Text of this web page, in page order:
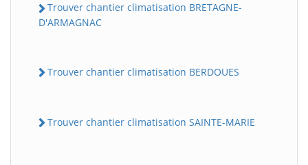
Trouver chantier climatisation BRETAGNE-
D'ARMAGNAC
Trouver chantier climatisation BERDOUES
Trouver chantier climatisation SAINTE-MARIE